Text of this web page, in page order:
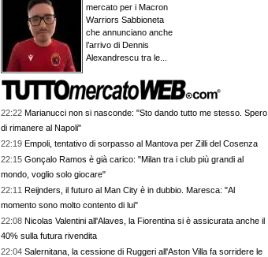
mercato per i Macron
Warriors Sabbioneta
che annunciano anche
l’arrivo di Dennis
Alexandrescu tra le...
22:22 Marianucci non si nasconde: "Sto dando tutto me stesso. Spero
di rimanere al Napoli"
22:19 Empoli, tentativo di sorpasso al Mantova per Zilli del Cosenza
22:15 Gonçalo Ramos è già carico: "Milan tra i club più grandi al
mondo, voglio solo giocare"
22:11 Reijnders, il futuro al Man City è in dubbio. Maresca: "Al
momento sono molto contento di lui"
22:08 Nicolas Valentini all'Alaves, la Fiorentina si è assicurata anche il
40% sulla futura rivendita
22:04 Salernitana, la cessione di Ruggeri all'Aston Villa fa sorridere le